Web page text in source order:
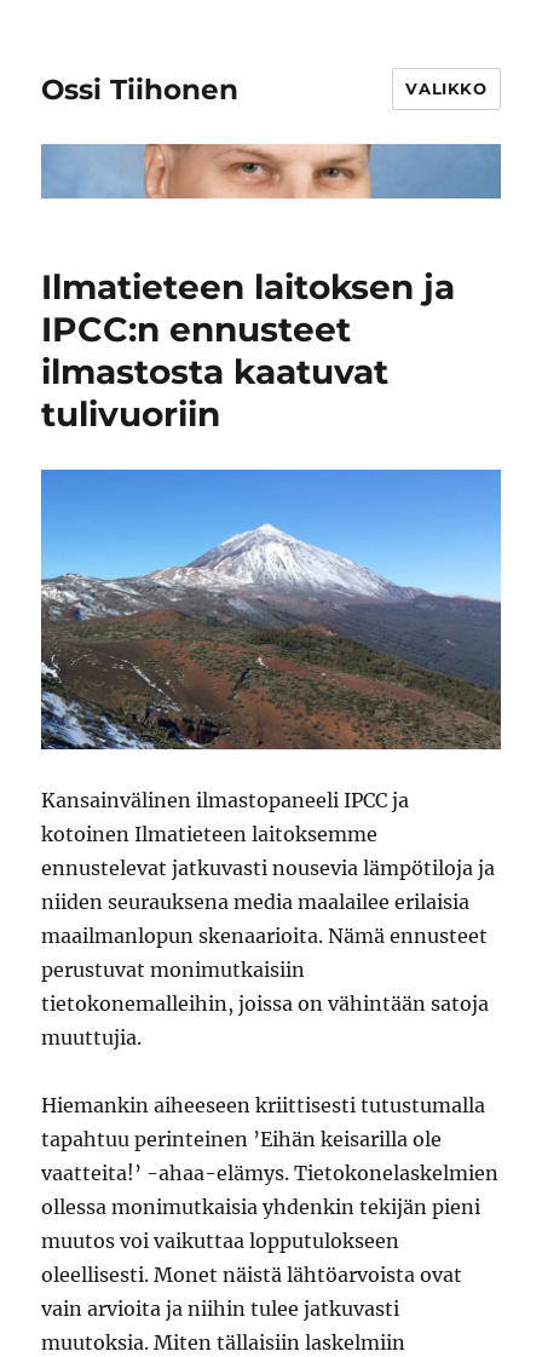
Ossi Tiihonen VALIKKO
Ilmatieteen laitoksen ja
IPCC:n ennusteet
ilmastosta kaatuvat
tulivuoriin
Kansainvälinen ilmastopaneeli IPCC ja
kotoinen Ilmatieteen laitoksemme
ennustelevat jatkuvasti nousevia lämpötiloja ja
niiden seurauksena media maalailee erilaisia
maailmanlopun skenaarioita. Nämä ennusteet
perustuvat monimutkaisiin
tietokonemalleihin, joissa on vähintään satoja
muuttujia.
Hiemankin aiheeseen kriittisesti tutustumalla
tapahtuu perinteinen ’Eihän keisarilla ole
vaatteita!’ -ahaa-elämys. Tietokonelaskelmien
ollessa monimutkaisia yhdenkin tekijän pieni
muutos voi vaikuttaa lopputulokseen
oleellisesti. Monet näistä lähtöarvoista ovat
vain arvioita ja niihin tulee jatkuvasti
muutoksia. Miten tällaisiin laskelmiin